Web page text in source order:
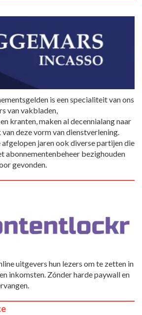
is een specialiteit van ons
van vakbladen,
kranten, maken al decennialang naar
deze vorm van dienstverlening.
afgelopen jaren ook diverse partijen die
abonnementenbeheer bezighouden
gevonden.
uitgevers hun lezers om te zetten in
inkomsten. Zónder harde paywall en